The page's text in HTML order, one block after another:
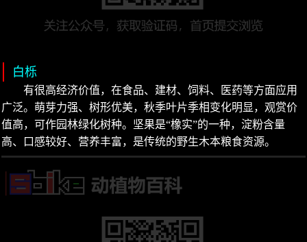
白栎
有很高经济价值，在食品、建材、饲料、医药等方面应用
广泛。萌芽力强、树形优美，秋季叶片季相变化明显，观赏价
值高，可作园林绿化树种。坚果是“橡实”的一种，淀粉含量
高、口感较好、营养丰富，是传统的野生木本粮食资源。